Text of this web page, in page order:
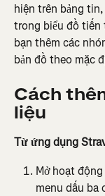
hiện trên bảng
trong biểu đồ tiến
bạn thêm các
bản đồ theo mặc
Cách
liệu
Từ ứng dụng
Mở hoạt
menu dấu ba